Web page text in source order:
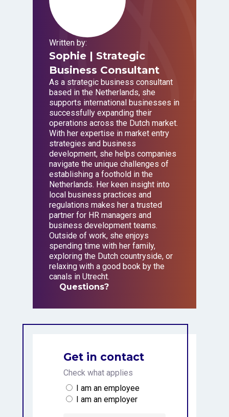
Written by:
Sophie | Strategic
Business Consultant
As a strategic business consultant
based in the Netherlands, she
supports international businesses in
successfully expanding their
operations across the Dutch market.
With her expertise in market entry
strategies and business
development, she helps companies
navigate the unique challenges of
establishing a foothold in the
Netherlands. Her keen insight into
local business practices and
regulations makes her a trusted
partner for HR managers and
business development teams.
Outside of work, she enjoys
spending time with her family,
exploring the Dutch countryside, or
relaxing with a good book by the
canals in Utrecht.
Questions?
Questions?
Get in contact
Check what applies
I am an employee
I am an employer